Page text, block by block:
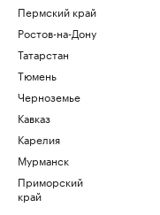
Пермский край
Ростов-на-Дону
Татарстан
Тюмень
Черноземье
Кавказ
Карелия
Мурманск
Приморский
край